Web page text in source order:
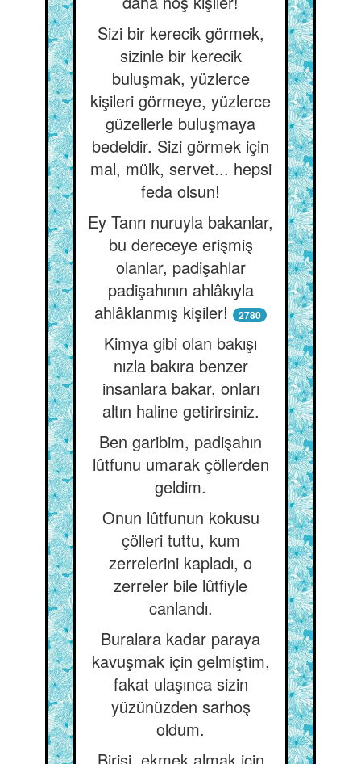
Sizi bir kerecik görmek,
sizinle bir kerecik
buluşmak, yüzlerce
kişileri görmeye, yüzlerce
güzellerle buluşmaya
bedeldir. Sizi görmek için
mal, mülk, servet... hepsi
feda olsun!
Ey Tanrı nuruyla bakanlar,
bu dereceye erişmiş
olanlar, padişahlar
padişahının ahlâkıyla
ahlâklanmış kişiler!
2780
Kimya gibi olan bakışı
nızla bakıra benzer
insanlara bakar, onları
altın haline getirirsiniz.
Ben garibim, padişahın
lûtfunu umarak çöllerden
geldim.
Onun lûtfunun kokusu
çölleri tuttu, kum
zerrelerini kapladı, o
zerreler bile lûtfiyle
canlandı.
Buralara kadar paraya
kavuşmak için gelmiştim,
fakat ulaşınca sizin
yüzünüzden sarhoş
oldum.